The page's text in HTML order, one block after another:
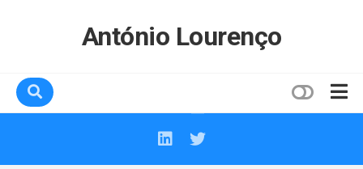
António Lourenço